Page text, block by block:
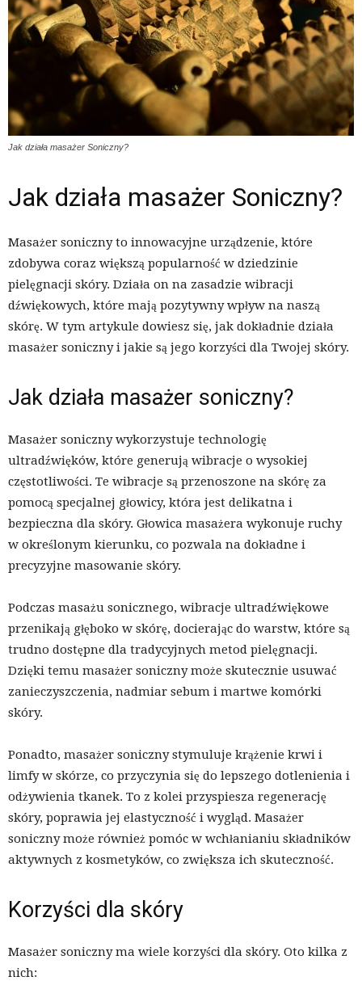
Jak działa masażer Soniczny?
Jak działa masażer Soniczny?
Masażer soniczny to innowacyjne urządzenie, które
zdobywa coraz większą popularność w dziedzinie
pielęgnacji skóry. Działa on na zasadzie wibracji
dźwiękowych, które mają pozytywny wpływ na naszą
skórę. W tym artykule dowiesz się, jak dokładnie działa
masażer soniczny i jakie są jego korzyści dla Twojej skóry.
Jak działa masażer soniczny?
Masażer soniczny wykorzystuje technologię
ultradźwięków, które generują wibracje o wysokiej
częstotliwości. Te wibracje są przenoszone na skórę za
pomocą specjalnej głowicy, która jest delikatna i
bezpieczna dla skóry. Głowica masażera wykonuje ruchy
w określonym kierunku, co pozwala na dokładne i
precyzyjne masowanie skóry.
Podczas masażu sonicznego, wibracje ultradźwiękowe
przenikają głęboko w skórę, docierając do warstw, które są
trudno dostępne dla tradycyjnych metod pielęgnacji.
Dzięki temu masażer soniczny może skutecznie usuwać
zanieczyszczenia, nadmiar sebum i martwe komórki
skóry.
Ponadto, masażer soniczny stymuluje krążenie krwi i
limfy w skórze, co przyczynia się do lepszego dotlenienia i
odżywienia tkanek. To z kolei przyspiesza regenerację
skóry, poprawia jej elastyczność i wygląd. Masażer
soniczny może również pomóc w wchłanianiu składników
aktywnych z kosmetyków, co zwiększa ich skuteczność.
Korzyści dla skóry
Masażer soniczny ma wiele korzyści dla skóry. Oto kilka z
nich: